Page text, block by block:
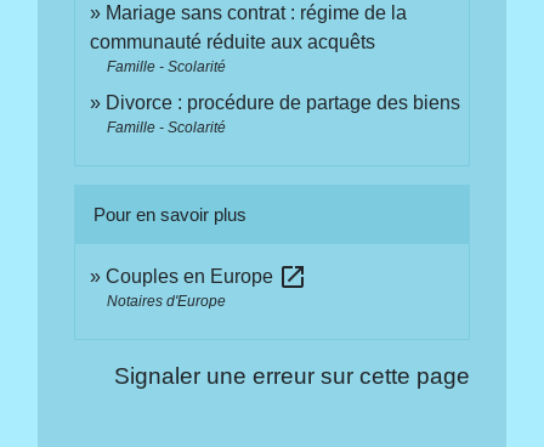
Mariage sans contrat : régime de la
communauté réduite aux acquêts
Famille - Scolarité
Divorce : procédure de partage des biens
Famille - Scolarité
Pour en savoir plus
Couples en Europe open_in_new
Notaires d'Europe
Signaler une erreur sur cette page